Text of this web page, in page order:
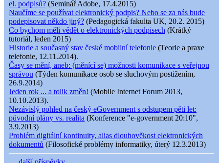
el. podpisů? (Seminář Adobe, 17.4.2015)
Naučíme se používat elektronický podpis? Nebo se za nás bude
podepisovat někdo jiný? (Pedagogická fakulta UK, 20.2. 2015)
Co bychom měli vědět o elektronických podpisech (Krátký
tutoriál, leden 2015)
Historie a současný stav české mobilní telefonie (Teorie a praxe
telefonie, 12.11.2014).
Časy se mění, aneb: (měnící se) možnosti komunikace s veřejnou
správou (Týden komunikace osob se sluchovým postižením,
26.9.2014)
Jeden rok ... a tolik změn! (Mobile Internet Forum 2013,
10.10.2013).
Nezávislý pohled na český eGovernment s odstupem pěti let:
původní plány vs. realita (Konference "e-government 20:10",
3.9.2013)
Problém digitální kontinuity, alias dlouhověkost elektronických
dokumentů (Filosofické problémy informatiky, úterý 12.3.2013)